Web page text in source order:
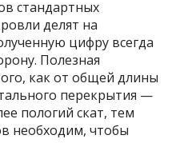
стандартных
делят на
цифру всегда
Полезная
как от общей длины
перекрытия —
пологий скат, тем
необходим, чтобы